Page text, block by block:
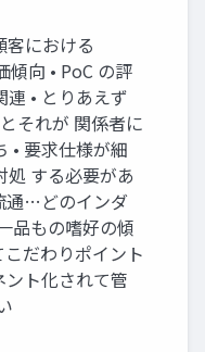
客における
傾向 • PoC の評
• とりあえず
それが 関係者に
• 要求仕様が細
処 する必要があ
通…どのインダ
品もの嗜好の傾
だわりポイント
ント化されて管